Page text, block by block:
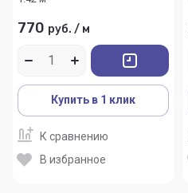
770 руб. / м
Купить в 1 клик
К сравнению
В избранное